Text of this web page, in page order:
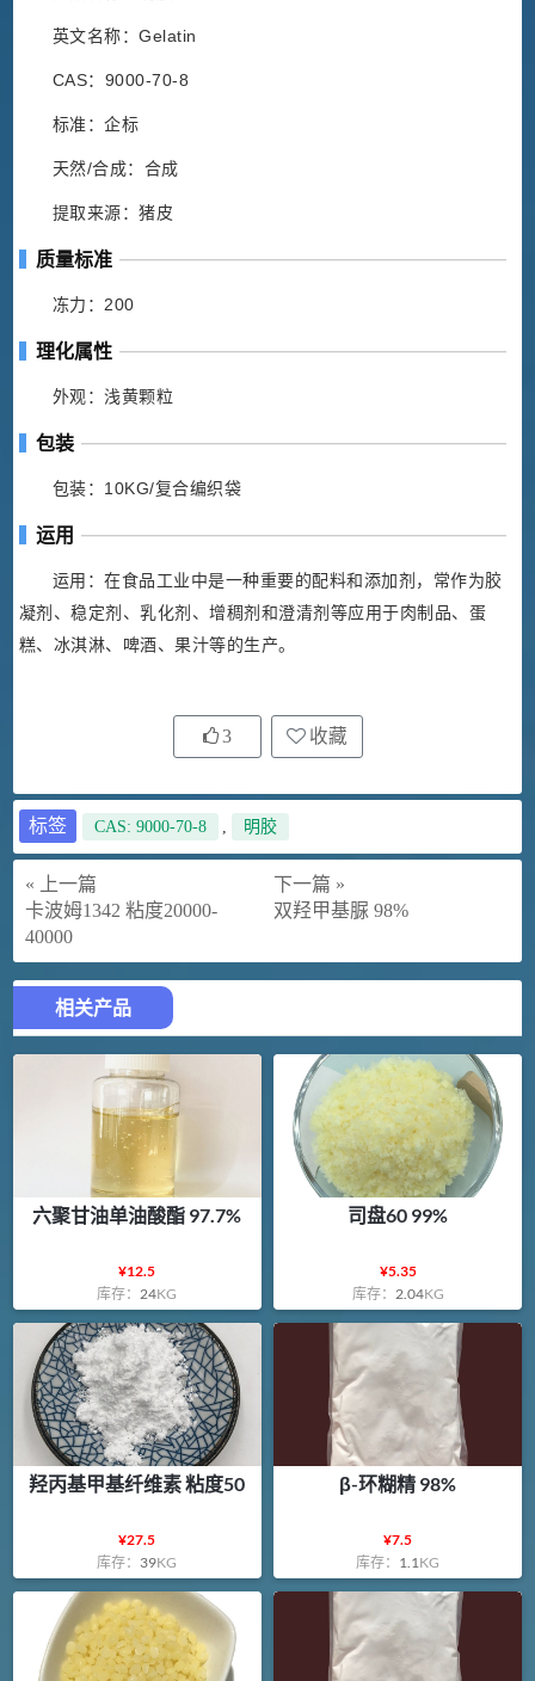
英文名称：Gelatin
CAS：9000-70-8
标准：企标
天然/合成：合成
提取来源：猪皮
质量标准
冻力：200
理化属性
外观：浅黄颗粒
包装
包装：10KG/复合编织袋
运用
运用：在食品工业中是一种重要的配料和添加剂，常作为胶
凝剂、稳定剂、乳化剂、增稠剂和澄清剂等应用于肉制品、蛋
糕、冰淇淋、啤酒、果汁等的生产。
3 收藏
标签 CAS: 9000-70-8 , 明胶
« 上一篇
卡波姆1342 粘度20000-
40000
下一篇 »
双羟甲基脲 98%
相关产品
六聚甘油单油酸酯 97.7%
¥12.5
库存：24KG
司盘60 99%
¥5.35
库存： 2.04KG
羟丙基甲基纤维素 粘度50
¥27.5
库存： 39KG
β-环糊精 98%
¥7.5
库存： 1.1 KG